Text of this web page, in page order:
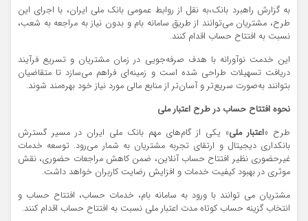
به گزارش راهبرد بانک،به نقل از روابط عمومی بانک ملی ایران، با اجرای این
طرح، مشتریان می‌توانند از طریق سامانه بام و بدون نیاز به مراجعه به شعب،
نسبت به افتتاح حساب اقدام کنند.
این خدمت نوآورانه با هدف صرفه‌جویی در زمان مشتریان و تسریع فرآیند
دریافت تسهیلات طراحی شده است و زمینه‌ای فراهم می‌سازد تا متقاضیان
بتوانند به‌صورت سریع‌تر و آسان‌تر از منابع مالی مورد نیاز خود بهره‌مند شوند.
نحوه افتتاح حساب در طرح اعتبار ملی
طرح «اعتبار ملی» یکی از گام‌های مهم بانک ملی ایران در مسیر گسترش
بانکداری دیجیتال و ارتقای تجربه مشتریان به شمار می‌رود. توسعه خدمات
غیرحضوری نظیر افتتاح حساب آنلاین، ضمن کاهش مراجعات حضوری، نقش
موثری در بهبود کیفیت خدمات و افزایش رضایت کاربران خواهد داشت.
مشتریان می توانند با ورود به سامانه بام، خدمات حساب، افتتاح حساب و
انتخاب گزینه حساب کوتاه مدت اعتبار ملی نسبت به افتتاح حساب اقدام کنند.